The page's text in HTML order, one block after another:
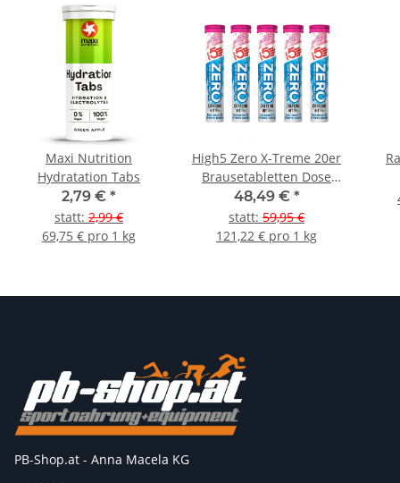
Maxi Nutrition
Hydratation Tabs
2,79 € *
statt: 2,99 €
69,75 € pro 1 kg
High5 Zero X-Treme 20er
Brausetabletten Dose
5er Pack
48,49 € *
statt: 59,95 €
121,22 € pro 1 kg
PB-Shop.at - Anna Macela KG